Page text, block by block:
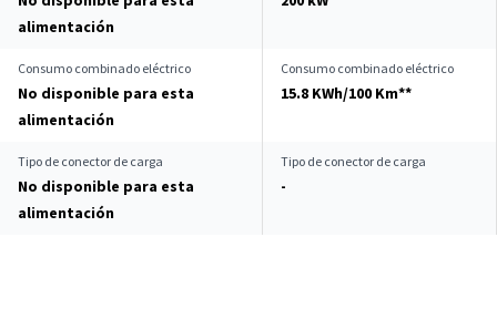
alimentación
Consumo combinado eléctrico
No disponible para esta
alimentación
Consumo combinado eléctrico
15.8 KWh/100 Km**
Tipo de conector de carga
No disponible para esta
alimentación
Tipo de conector de carga
-